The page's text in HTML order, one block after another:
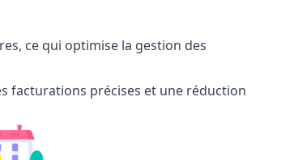
ce qui optimise la gestion des
facturations précises et une réduction